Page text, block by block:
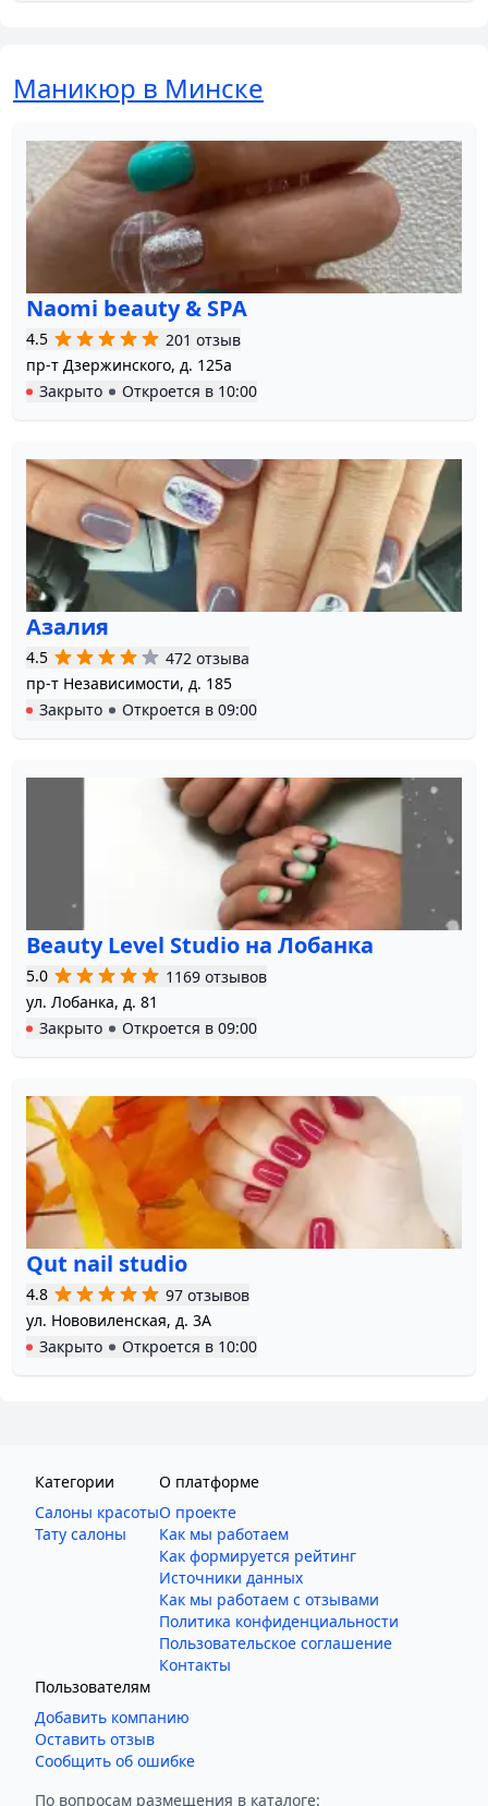
Маникюр в Минске
Naomi beauty & SPA
4.5
201 отзыв
пр-т Дзержинского, д. 125а
Закрыто
Откроется в 10:00
Азалия
4.5
472 отзыва
пр-т Независимости, д. 185
Закрыто
Откроется в 09:00
Beauty Level Studio на Лобанка
5.0
1169 отзывов
ул. Лобанка, д. 81
Закрыто
Откроется в 09:00
Qut nail studio
4.8
97 отзывов
ул. Нововиленская, д. 3А
Закрыто
Откроется в 10:00
Категории
Салоны красоты
Тату салоны
О платформе
О проекте
Как мы работаем
Как формируется рейтинг
Источники данных
Как мы работаем с отзывами
Политика конфиденциальности
Пользовательское соглашение
Контакты
Пользователям
Добавить компанию
Оставить отзыв
Сообщить об ошибке
По вопросам размещения в каталоге: